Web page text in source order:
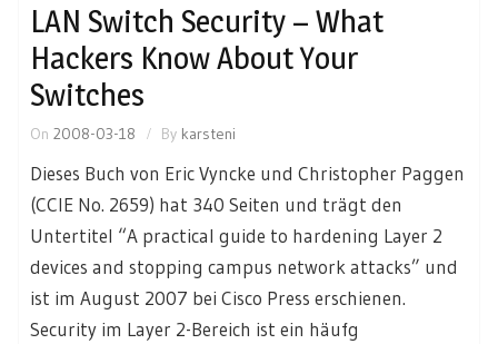
LAN Switch Security – What
Hackers Know About Your
Switches
On 2008-03-18 By karsteni
Dieses Buch von Eric Vyncke und Christopher Paggen
(CCIE No. 2659) hat 340 Seiten und trägt den
Untertitel “A practical guide to hardening Layer 2
devices and stopping campus network attacks” und
ist im August 2007 bei Cisco Press erschienen.
Security im Layer 2-Bereich ist ein häufg